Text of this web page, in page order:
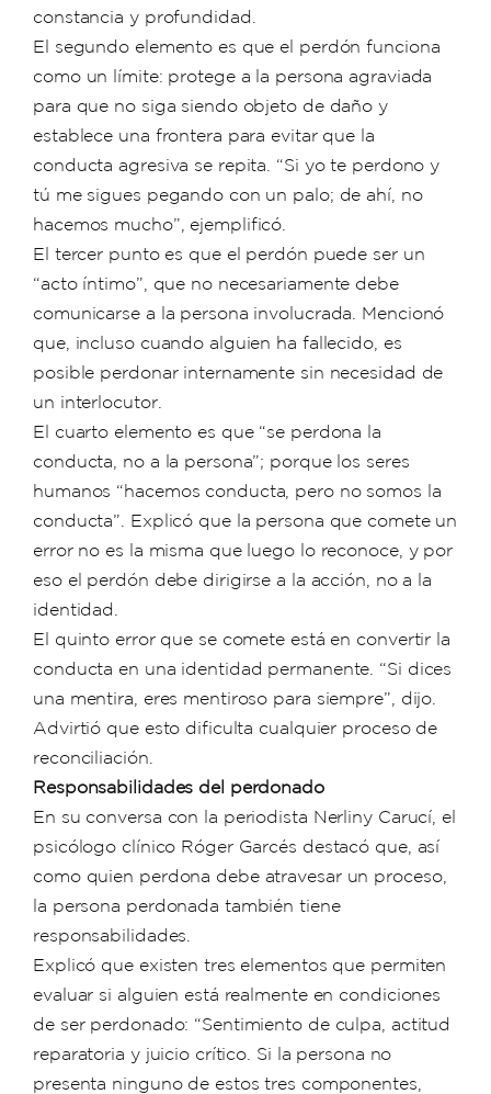
constancia y profundidad.
El segundo elemento es que el perdón funciona
como un límite: protege a la persona agraviada
para que no siga siendo objeto de daño y
establece una frontera para evitar que la
conducta agresiva se repita. “Si yo te perdono y
tú me sigues pegando con un palo; de ahí, no
hacemos mucho”, ejemplificó.
El tercer punto es que el perdón puede ser un
“acto íntimo”, que no necesariamente debe
comunicarse a la persona involucrada. Mencionó
que, incluso cuando alguien ha fallecido, es
posible perdonar internamente sin necesidad de
un interlocutor.
El cuarto elemento es que “se perdona la
conducta, no a la persona”; porque los seres
humanos “hacemos conducta, pero no somos la
conducta”. Explicó que la persona que comete un
error no es la misma que luego lo reconoce, y por
eso el perdón debe dirigirse a la acción, no a la
identidad.
El quinto error que se comete está en convertir la
conducta en una identidad permanente. “Si dices
una mentira, eres mentiroso para siempre”, dijo.
Advirtió que esto dificulta cualquier proceso de
reconciliación.
Responsabilidades del perdonado
En su conversa con la periodista Nerliny Carucí, el
psicólogo clínico Róger Garcés destacó que, así
como quien perdona debe atravesar un proceso,
la persona perdonada también tiene
responsabilidades.
Explicó que existen tres elementos que permiten
evaluar si alguien está realmente en condiciones
de ser perdonado: “Sentimiento de culpa, actitud
reparatoria y juicio crítico. Si la persona no
presenta ninguno de estos tres componentes,